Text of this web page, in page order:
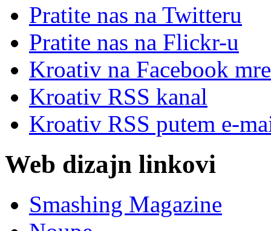
Pratite nas na Twitteru
Pratite nas na Flickr-u
Kroativ na Facebook
Kroativ RSS kanal
Kroativ RSS putem e-
Web dizajn linkovi
Smashing Magazine